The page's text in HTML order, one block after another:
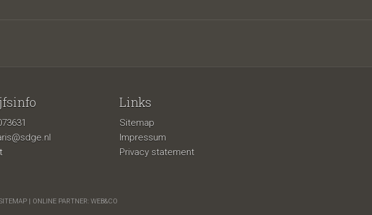
Links
Sitemap
Impressum
Privacy statement
| ONLINE PARTNER: WEB&CO